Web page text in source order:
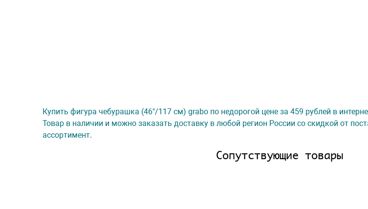
Купить фигура чебурашка (46"/117 см) grabo по недорогой цене за 459 рублей в
Товар в наличии и можно заказать доставку в любой регион России со скидкой от
ассортимент.
Сопутствующие товары